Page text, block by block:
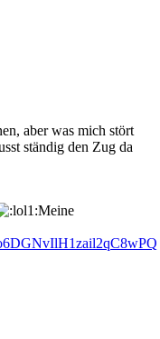
aber was mich stört
ständig den Zug da
Meine